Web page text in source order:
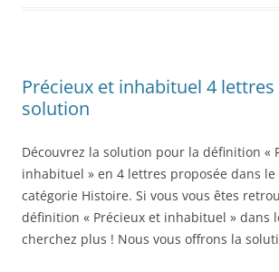
Précieux et inhabituel 4
solution
Découvrez la solution pour la définition «
inhabituel » en 4 lettres proposée dans le
catégorie Histoire. Si vous vous êtes
définition « Précieux et inhabituel » dans
cherchez plus ! Nous vous offrons la